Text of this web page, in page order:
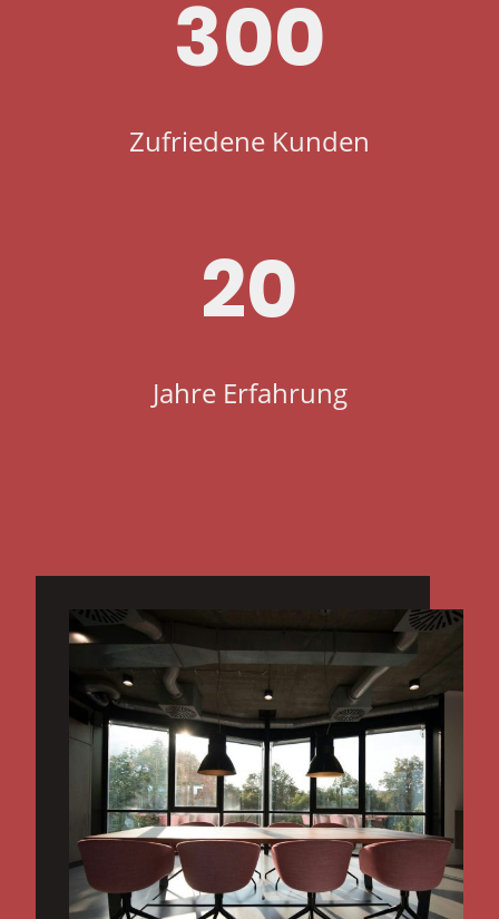
300
Zufriedene Kunden
20
Jahre Erfahrung